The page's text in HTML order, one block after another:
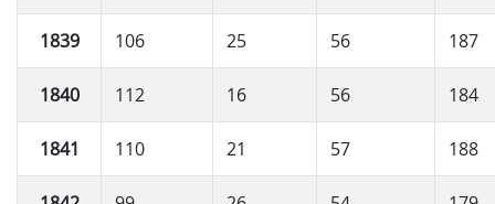
1839 106 25 56 187
1840 112 16 56 184
1841 110 21 57 188